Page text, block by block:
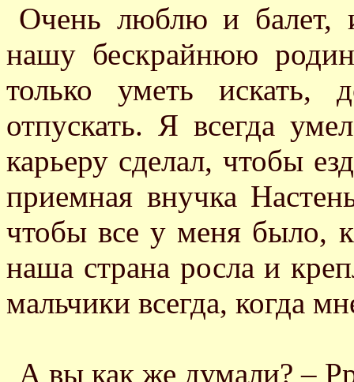
Очень люблю и
нашу бескрайнюю
только уметь искать,
отпускать. Я всегда
карьеру сделал, чтобы
приемная внучка
чтобы все у меня было,
наша страна росла и
мальчики всегда, когда
А вы как же думали? –